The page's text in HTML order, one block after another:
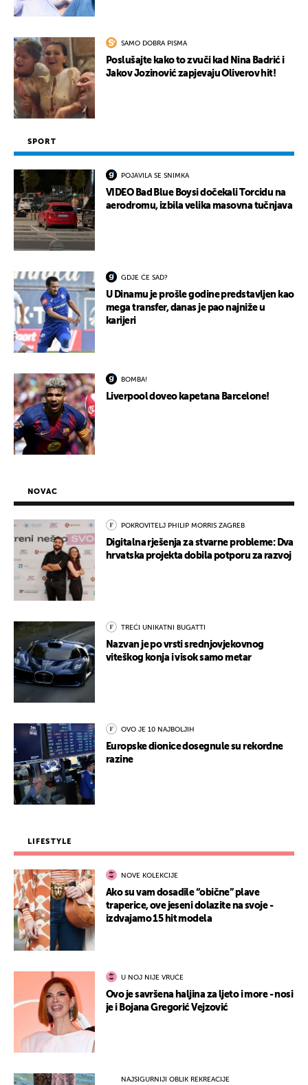
SAMO DOBRA PISMA
Poslušajte kako to zvuči kad Nina Badrić i
Jakov Jozinović zapjevaju Oliverov hit!
SPORT
POJAVILA SE SNIMKA
VIDEO Bad Blue Boysi dočekali Torcidu na
aerodromu, izbila velika masovna tučnjava
GDJE ĆE SAD?
U Dinamu je prošle godine predstavljen kao
mega transfer, danas je pao najniže u
karijeri
BOMBA!
Liverpool doveo kapetana Barcelone!
NOVAC
POKROVITELJ PHILIP MORRIS ZAGREB
Digitalna rješenja za stvarne probleme: Dva
hrvatska projekta dobila potporu za razvoj
TREĆI UNIKATNI BUGATTI
Nazvan je po vrsti srednjovjekovnog
viteškog konja i visok samo metar
OVO JE 10 NAJBOLJIH
Europske dionice dosegnule su rekordne
razine
LIFESTYLE
NOVE KOLEKCIJE
Ako su vam dosadile “obične” plave
traperice, ove jeseni dolazite na svoje -
izdvajamo 15 hit modela
U NOJ NIJE VRUĆE
Ovo je savršena haljina za ljeto i more - nosi
je i Bojana Gregorić Vejzović
NAJSIGURNIJI OBLIK REKREACIJE